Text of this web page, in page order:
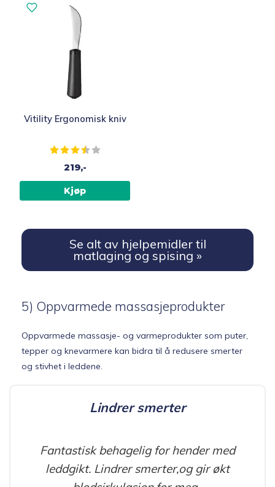
Vitility Ergonomisk kniv
Karakter:
219,-
Kjøp
Se alt av hjelpemidler til
matlaging og spising »
5) Oppvarmede massasjeprodukter
Oppvarmede massasje- og varmeprodukter som puter,
tepper og knevarmere kan bidra til å redusere smerter
og stivhet i leddene.
Lindrer smerter
Fantastisk behagelig for hender med
leddgikt. Lindrer smerter,og gir økt